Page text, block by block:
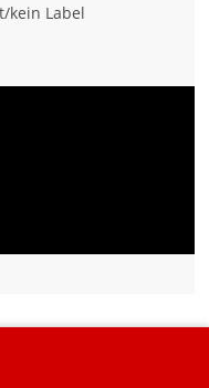
kein Label